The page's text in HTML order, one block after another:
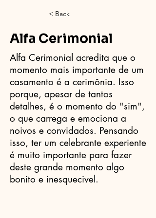
< Back
Alfa Cerimonial
Alfa Cerimonial acredita que o
momento mais importante de um
casamento é a cerimônia. Isso
porque, apesar de tantos
detalhes, é o momento do "sim",
o que carrega e emociona a
noivos e convidados. Pensando
isso, ter um celebrante experiente
é muito importante para fazer
deste grande momento algo
bonito e inesquecivel.